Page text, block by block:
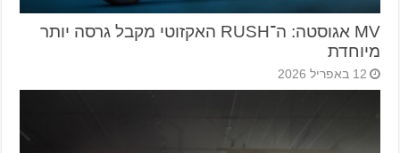
MV אגוסטה: ה־RUSH האקזוטי מקבל גרסה יותר
מיוחדת
12 באפריל 2026